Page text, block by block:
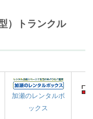
）トランクル
加瀬のレンタルボ
ックス